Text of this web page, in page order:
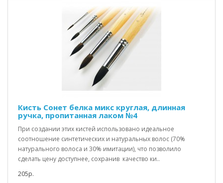
Кисть Сонет белка микс круглая, длинная
ручка, пропитанная лаком №4
При создании этих кистей использовано идеальное
соотношение синтетических и натуральных волос (70%
натурального волоса и 30% имитации), что позволило
сделать цену доступнее, сохранив качество ки..
205р.